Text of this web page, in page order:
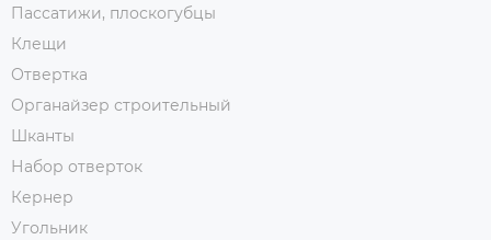
Пассатижи, плоскогубцы
Клещи
Отвертка
Органайзер строительный
Шканты
Набор отверток
Кернер
Угольник